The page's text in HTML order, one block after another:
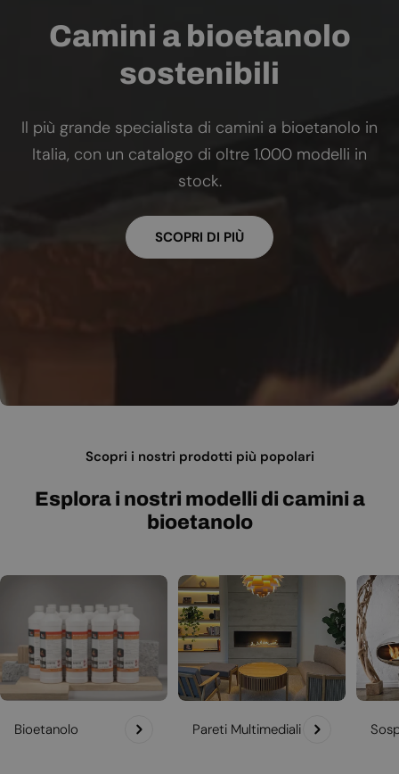
Camini a bioetanolo
sostenibili
Il più grande specialista di camini a bioetanolo in
Italia, con un catalogo di oltre 1.000 modelli in
stock.
SCOPRI DI PIÙ
Scopri i nostri prodotti più popolari
Esplora i nostri modelli di camini a
bioetanolo
Bioetanolo Pareti Multimediali